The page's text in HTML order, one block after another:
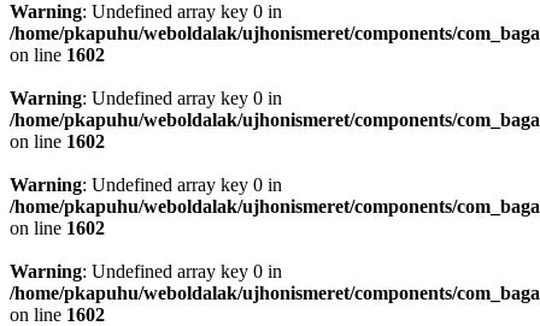
Warning: Undefined array key 0 in
/home/pkapuhu/weboldalak/ujhonismeret/components/
on line 1602
Warning: Undefined array key 0 in
/home/pkapuhu/weboldalak/ujhonismeret/components/
on line 1602
Warning: Undefined array key 0 in
/home/pkapuhu/weboldalak/ujhonismeret/components/
on line 1602
Warning: Undefined array key 0 in
/home/pkapuhu/weboldalak/ujhonismeret/components/
on line 1602